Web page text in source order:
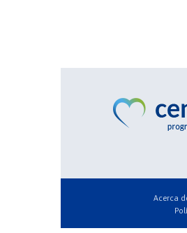
Acerca